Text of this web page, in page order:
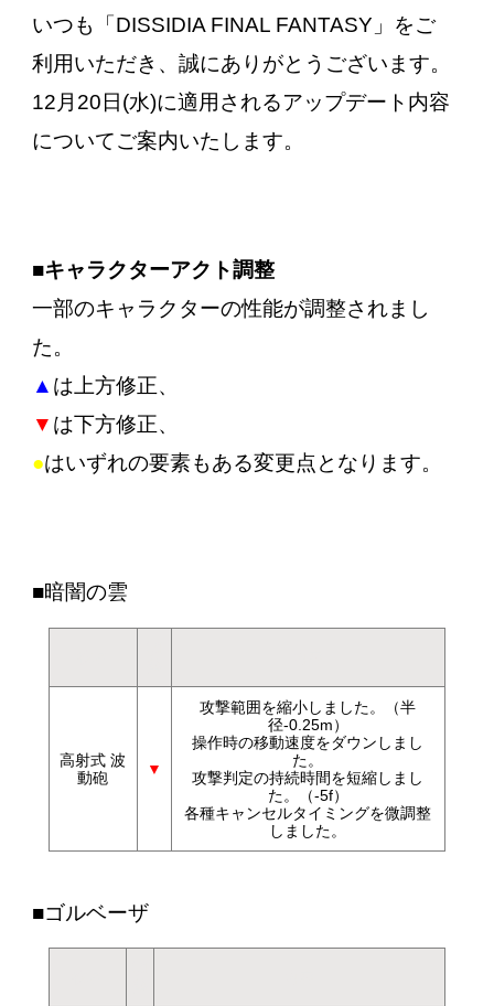
いつも「DISSIDIA FINAL FANTASY」をご
利用いただき、誠にありがとうございます。
12月20日(水)に適用されるアップデート内容
についてご案内いたします。
■キャラクターアクト調整
一部のキャラクターの性能が調整されまし
た。
▲ は上方修正、
▼ は下方修正、
●はいずれの要素もある変更点となります。
■暗闇の雲
高射式 波
動砲
▼
攻撃範囲を縮小しました。（半
径-0.25m）
操作時の移動速度をダウンしまし
た。
攻撃判定の持続時間を短縮しまし
た。（-5f）
各種キャンセルタイミングを微調整
しました。
■ゴルベーザ